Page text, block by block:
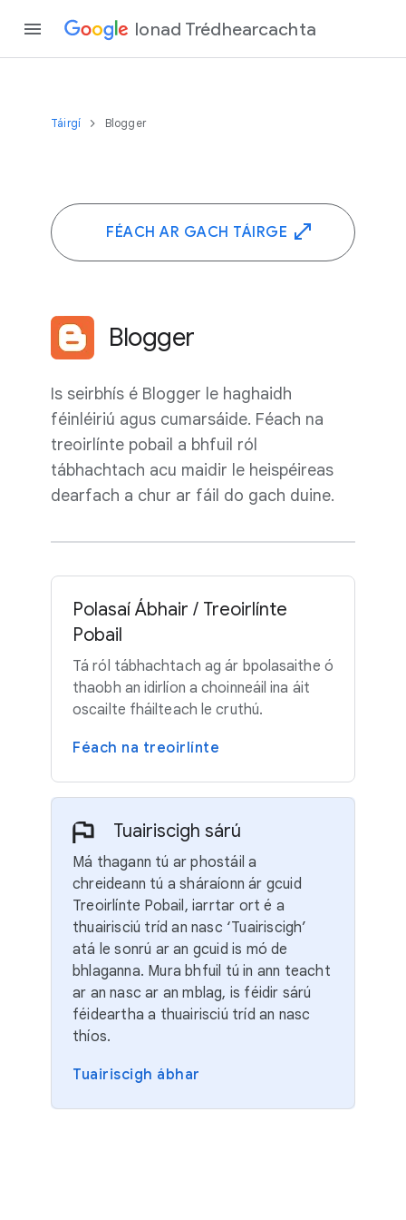
Ionad Trédhearcachta
Táirgí Blogger
FÉACH AR GACH TÁIRGE
Blogger
Is seirbhís é Blogger le haghaidh
féinléiriú agus cumarsáide. Féach na
treoirlínte pobail a bhfuil ról
tábhachtach acu maidir le heispéireas
dearfach a chur ar fáil do gach duine.
Polasaí Ábhair / Treoirlínte
Pobail
Tá ról tábhachtach ag ár bpolasaithe ó
thaobh an idirlíon a choinneáil ina áit
oscailte fháilteach le cruthú.
Féach na treoirlínte
Tuairiscigh sárú
Má thagann tú ar phostáil a
chreideann tú a sháraíonn ár gcuid
Treoirlínte Pobail, iarrtar ort é a
thuairisciú tríd an nasc ‘Tuairiscigh’
atá le sonrú ar an gcuid is mó de
bhlaganna. Mura bhfuil tú in ann teacht
ar an nasc ar an mblag, is féidir sárú
féideartha a thuairisciú tríd an nasc
thíos.
Tuairiscigh ábhar